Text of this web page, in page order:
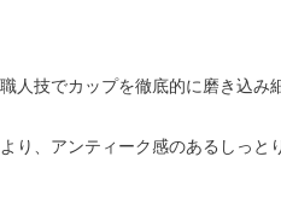
人技でカップを徹底的に磨き込み
り、アンティーク感のあるしっと